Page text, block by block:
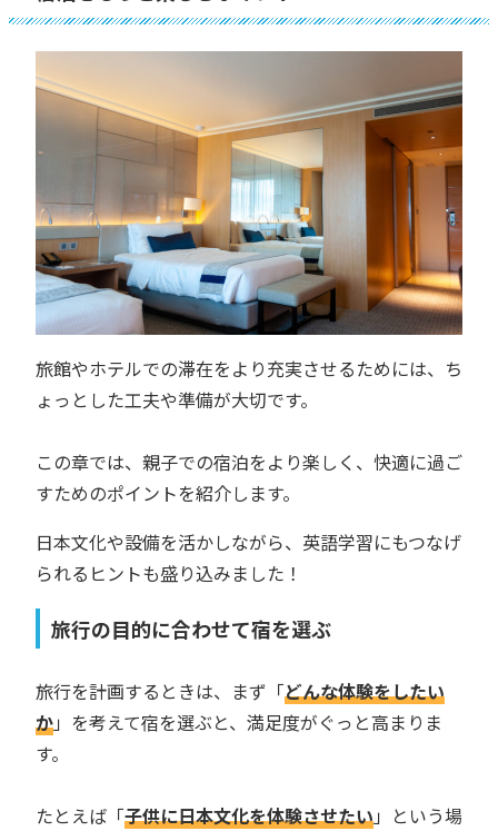
旅館やホテルでの滞在をより充実させるためには、ち
ょっとした工夫や準備が大切です。
この章では、親子での宿泊をより楽しく、快適に過ご
すためのポイントを紹介します。
日本文化や設備を活かしながら、英語学習にもつなげ
られるヒントも盛り込みました！
旅行の目的に合わせて宿を選ぶ
旅行を計画するときは、まず「どんな体験をしたい
か」を考えて宿を選ぶと、満足度がぐっと高まりま
す。
たとえば「子供に日本文化を体験させたい」という場